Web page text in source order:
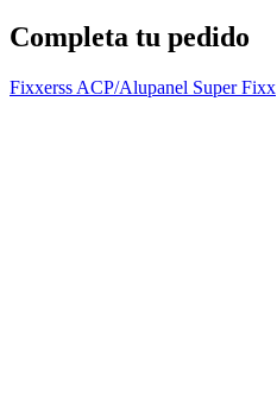
Completa tu pedido
Fixxerss ACP/Alupanel Super Fixx